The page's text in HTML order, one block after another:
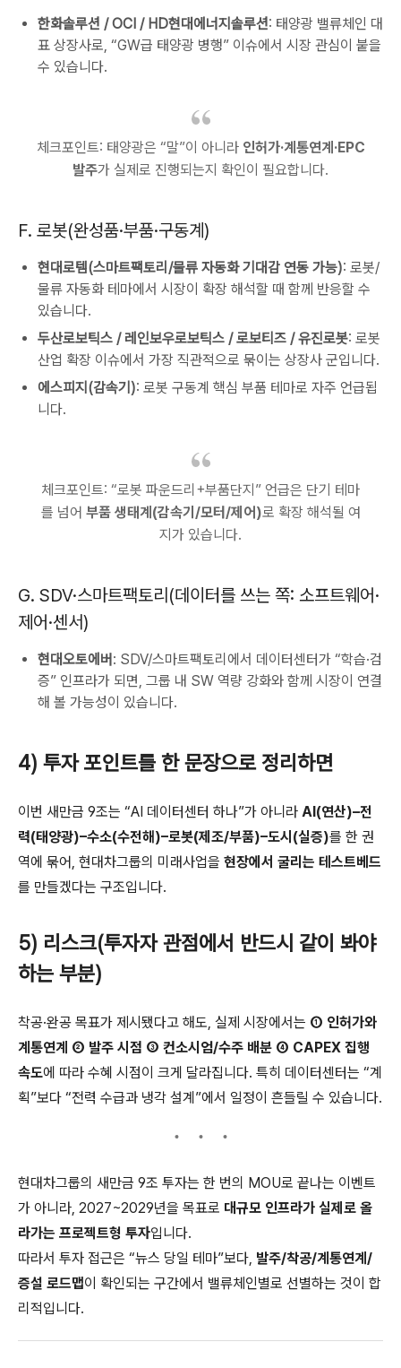
한화솔루션 / OCI / HD현대에너지솔루션: 태양광 밸류체인 대
표 상장사로, “GW급 태양광 병행” 이슈에서 시장 관심이 붙을
수 있습니다.
체크포인트: 태양광은 “말”이 아니라 인허가·계통연계·EPC
발주가 실제로 진행되는지 확인이 필요합니다.
F. 로봇(완성품·부품·구동계)
현대로템(스마트팩토리/물류 자동화 기대감 연동 가능): 로봇/
물류 자동화 테마에서 시장이 확장 해석할 때 함께 반응할 수
있습니다.
두산로보틱스 / 레인보우로보틱스 / 로보티즈 / 유진로봇: 로봇
산업 확장 이슈에서 가장 직관적으로 묶이는 상장사 군입니다.
에스피지(감속기): 로봇 구동계 핵심 부품 테마로 자주 언급됩
니다.
체크포인트: “로봇 파운드리+부품단지” 언급은 단기 테마
를 넘어 부품 생태계(감속기/모터/제어)로 확장 해석될 여
지가 있습니다.
G. SDV·스마트팩토리(데이터를 쓰는 쪽: 소프트웨어·
제어·센서)
현대오토에버 : SDV/스마트팩토리에서 데이터센터가 “학습·검
증” 인프라가 되면, 그룹 내 SW 역량 강화와 함께 시장이 연결
해 볼 가능성이 있습니다.
4) 투자 포인트를 한 문장으로 정리하면
이번 새만금 9조는 “AI 데이터센터 하나”가 아니라 AI(연산)–전
력(태양광)–수소(수전해)–로봇(제조/부품)–도시(실증)를 한 권
역에 묶어, 현대차그룹의 미래사업을 현장에서 굴리는 테스트베드
를 만들겠다는 구조입니다.
5) 리스크(투자자 관점에서 반드시 같이 봐야
하는 부분)
착공·완공 목표가 제시됐다고 해도, 실제 시장에서는 ① 인허가와
계통연계 ② 발주 시점 ③ 컨소시엄/수주 배분 ④ CAPEX 집행
속도에 따라 수혜 시점이 크게 달라집니다. 특히 데이터센터는 “계
획”보다 “전력 수급과 냉각 설계”에서 일정이 흔들릴 수 있습니다.
현대차그룹의 새만금 9조 투자는 한 번의 MOU로 끝나는 이벤트
가 아니라, 2027~2029년을 목표로 대규모 인프라가 실제로 올
라가는 프로젝트형 투자입니다.
따라서 투자 접근은 “뉴스 당일 테마”보다, 발주/착공/계통연계/
증설 로드맵이 확인되는 구간에서 밸류체인별로 선별하는 것이 합
리적입니다.